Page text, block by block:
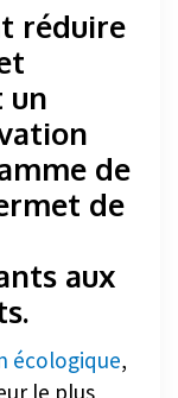
de
de
aux
le plus
représente à